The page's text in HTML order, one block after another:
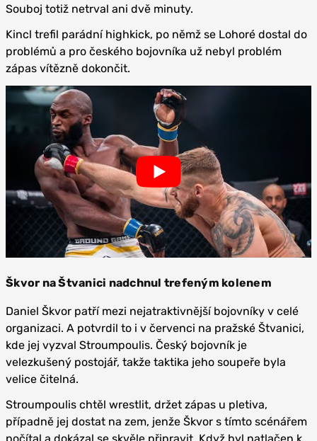
Souboj totiž netrval ani dvě minuty.
Kincl trefil parádní highkick, po němž se Lohoré dostal do
problémů a pro českého bojovníka už nebyl problém
zápas vítězně dokončit.
Škvor na Štvanici nadchnul trefeným kolenem
Daniel Škvor patří mezi nejatraktivnější bojovníky v celé
organizaci. A potvrdil to i v červenci na pražské Štvanici,
kde jej vyzval Stroumpoulis. Český bojovník je
velezkušený postojář, takže taktika jeho soupeře byla
velice čitelná.
Stroumpoulis chtěl wrestlit, držet zápas u pletiva,
případně jej dostat na zem, jenže Škvor s tímto scénářem